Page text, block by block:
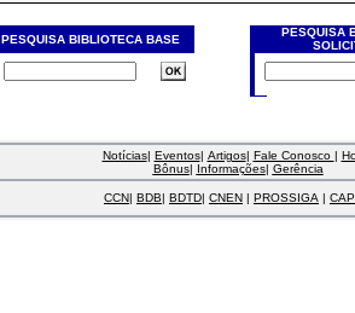
PESQUISA BIBLIOTECA BASE
PESQUISA
Notícias| Eventos| Artigos| Fale Conosco |
Bônus| Informações| Gerência
CCN| BDB| BDTD| CNEN | PROSSIGA |